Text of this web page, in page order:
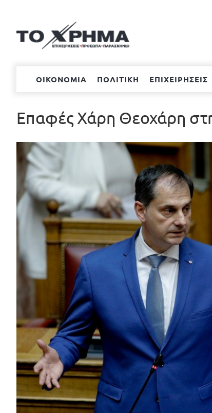
περιεχόμενο
ΟΙΚΟΝΟΜΙΑ ΠΟΛΙΤΙΚΗ ΕΠΙΧΕΙΡΗΣΕΙΣ
Επαφές Χάρη Θεοχάρη
Προβολή
μεγαλύτερης
εικόνας